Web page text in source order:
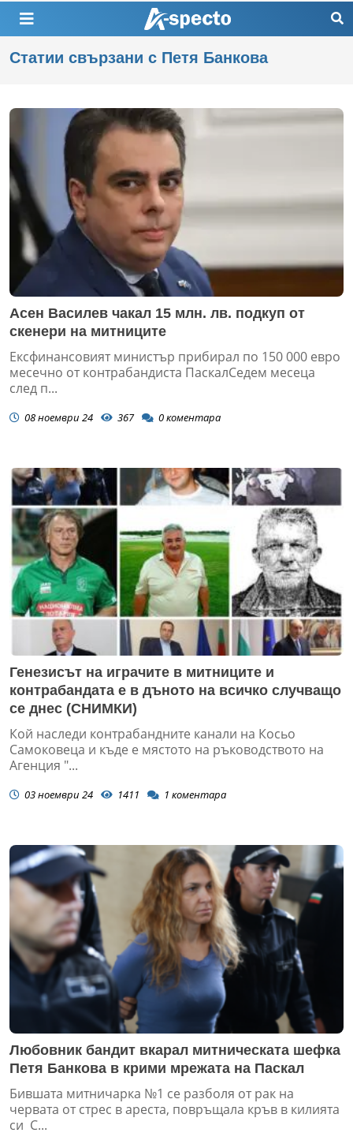
Статии свързани с Петя Банкова
Асен Василев чакал 15 млн. лв. подкуп от
скенери на митниците
Ексфинансовият министър прибирал по 150 000 евро
месечно от контрабандиста ПаскалСедем месеца
след п...
08 ноември 24 367 0коментара
Генезисът на играчите в митниците и
контрабандата е в дъното на всичко случващо
се днес (СНИМКИ)
Кой наследи контрабандните канали на Косьо
Самоковеца и къде е мястото на ръководството на
Агенция "...
03 ноември 24 1411 1 коментара
Любовник бандит вкарал митническата шефка
Петя Банкова в крими мрежата на Паскал
Бившата митничарка №1 се разболя от рак на
червата от стрес в ареста, повръщала кръв в килията
си С...